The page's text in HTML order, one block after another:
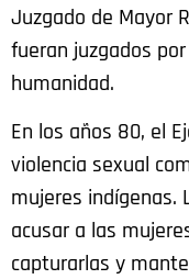
Juzgado de Mayor
fueran juzgados
humanidad.
En los años 80, el
violencia sexual
mujeres indígenas.
acusar a las
capturarlas y